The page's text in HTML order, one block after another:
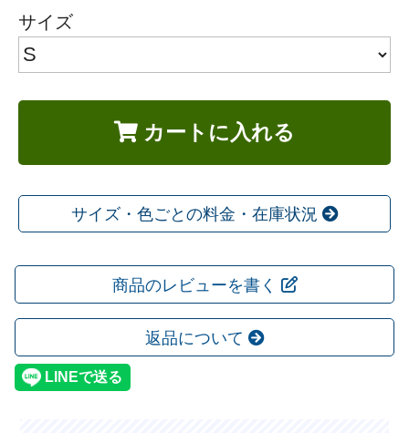
サイズ
カートに入れる
サイズ・色ごとの料金・在庫状況
商品のレビューを書く
返品について